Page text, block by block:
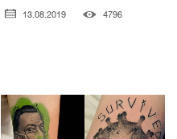
13.08.2019 4796